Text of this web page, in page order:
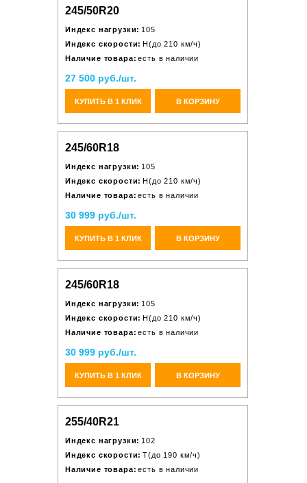
245/50R20
Индекс нагрузки: 105
Индекс скорости: H(до 210 км/ч)
Наличие товара: есть в наличии
27 500 руб./шт.
КУПИТЬ В 1 КЛИК В КОРЗИНУ
245/60R18
Индекс нагрузки: 105
Индекс скорости: H(до 210 км/ч)
Наличие товара: есть в наличии
30 999 руб./шт.
КУПИТЬ В 1 КЛИК В КОРЗИНУ
245/60R18
Индекс нагрузки: 105
Индекс скорости: H(до 210 км/ч)
Наличие товара: есть в наличии
30 999 руб./шт.
КУПИТЬ В 1 КЛИК В КОРЗИНУ
255/40R21
Индекс нагрузки: 102
Индекс скорости: T(до 190 км/ч)
Наличие товара: есть в наличии